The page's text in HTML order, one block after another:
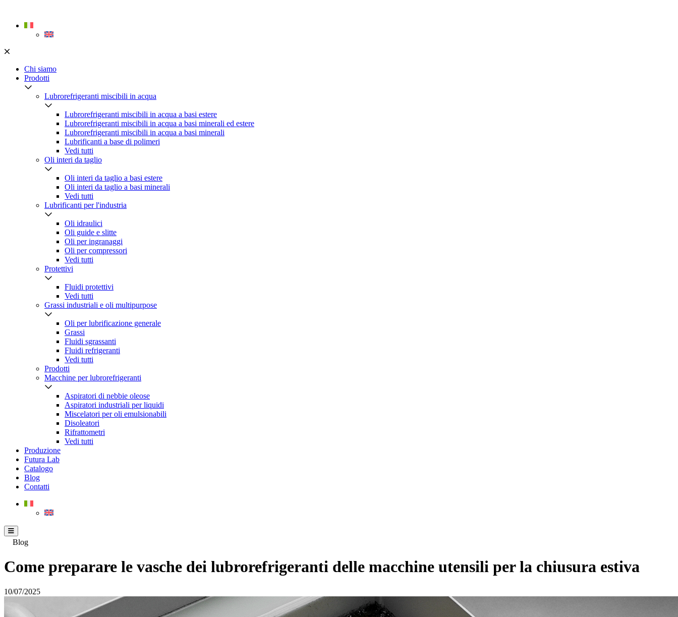
content
Chi siamo
Prodotti
Lubrorefrigeranti miscibili in acqua
Lubrorefrigeranti miscibili in acqua a basi estere
Lubrorefrigeranti miscibili in acqua a basi minerali ed estere
Lubrorefrigeranti miscibili in acqua a basi minerali
Lubrificanti a base di polimeri
Vedi tutti
Oli interi da taglio
Oli interi da taglio a basi estere
Oli interi da taglio a basi minerali
Vedi tutti
Lubrificanti per l'industria
Oli idraulici
Oli guide e slitte
Oli per ingranaggi
Oli per compressori
Vedi tutti
Protettivi
Fluidi protettivi
Vedi tutti
Grassi industriali e oli multipurpose
Oli per lubrificazione generale
Grassi
Fluidi sgrassanti
Fluidi refrigeranti
Vedi tutti
Prodotti
Macchine per lubrorefrigeranti
Aspiratori di nebbie oleose
Aspiratori industriali per liquidi
Miscelatori per oli emulsionabili
Disoleatori
Rifrattometri
Vedi tutti
Produzione
Futura Lab
Catalogo
Blog
Contatti
Blog
Come preparare le vasche dei lubrorefrigeranti delle macchine utensili per la chiusura estiva
10/07/2025